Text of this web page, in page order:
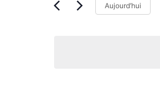
Aujourd’hui